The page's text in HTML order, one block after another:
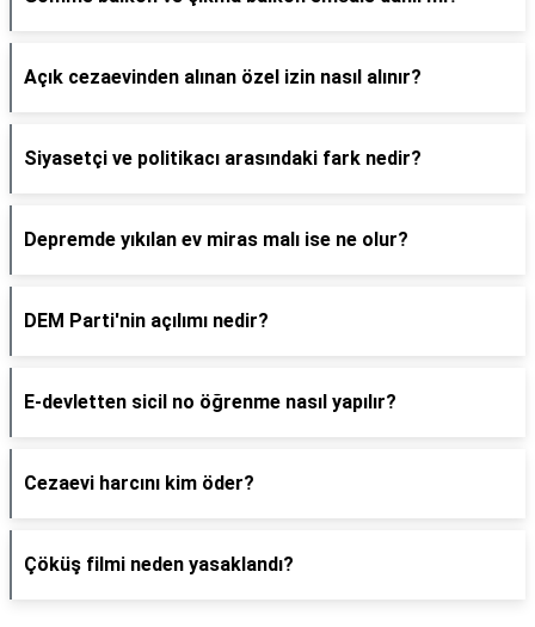
Açık cezaevinden alınan özel izin nasıl alınır?
Siyasetçi ve politikacı arasındaki fark nedir?
Depremde yıkılan ev miras malı ise ne olur?
DEM Parti'nin açılımı nedir?
E-devletten sicil no öğrenme nasıl yapılır?
Cezaevi harcını kim öder?
Çöküş filmi neden yasaklandı?